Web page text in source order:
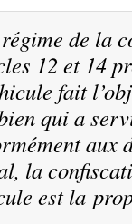
de la
12 et 14
fait
qui a
aux
la
est la